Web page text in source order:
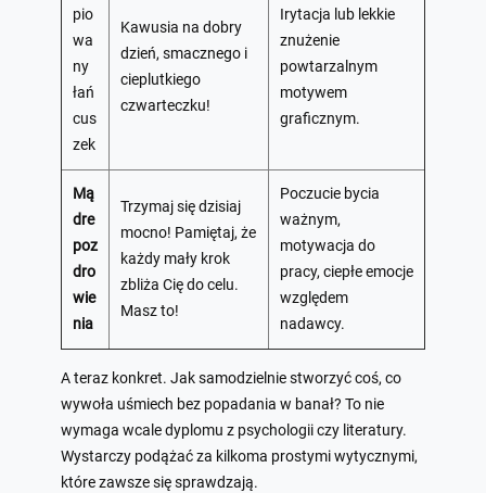
pio
wa
ny
łań
cus
zek
Kawusia na dobry
dzień, smacznego i
cieplutkiego
czwarteczku!
Irytacja lub lekkie
znużenie
powtarzalnym
motywem
graficznym.
Mą
dre
poz
dro
wie
nia
Trzymaj się dzisiaj
mocno! Pamiętaj, że
każdy mały krok
zbliża Cię do celu.
Masz to!
Poczucie bycia
ważnym,
motywacja do
pracy, ciepłe emocje
względem
nadawcy.
A teraz konkret. Jak samodzielnie stworzyć coś, co
wywoła uśmiech bez popadania w banał? To nie
wymaga wcale dyplomu z psychologii czy literatury.
Wystarczy podążać za kilkoma prostymi wytycznymi,
które zawsze się sprawdzają.